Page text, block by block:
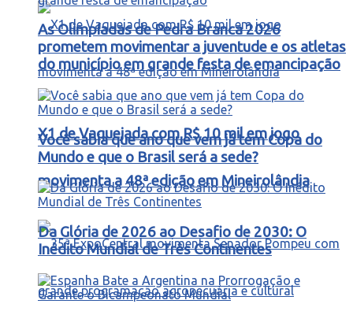
X1 de Vaquejada com R$ 10 mil em jogo
movimenta a 48ª edição em Mineirolândia
As Olimpíadas de Pedra Branca 2026
prometem movimentar a juventude e os atletas
do município em grande festa de emancipação
Você sabia que ano que vem já tem Copa do
Mundo e que o Brasil será a sede?
Da Glória de 2026 ao Desafio de 2030: O
Inédito Mundial de Três Continentes